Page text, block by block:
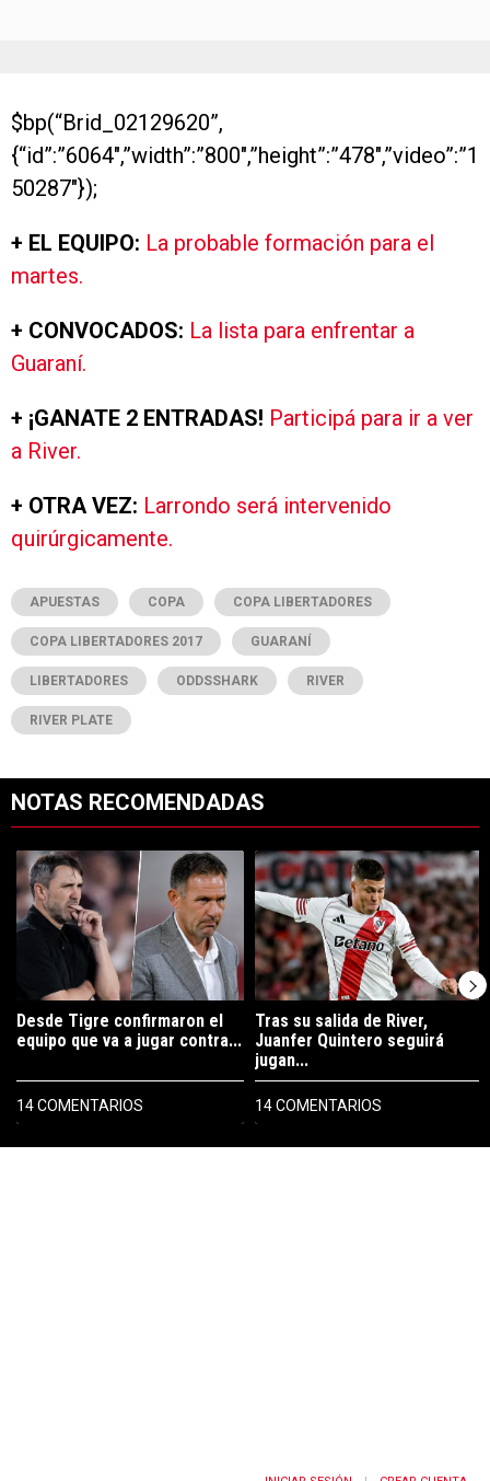
$bp(“Brid_02129620”,
{“id”:”6064″,”width”:”800″,”height”:”478″,”video”:”1
50287″});
+ EL EQUIPO: La probable formación para el
martes.
+ CONVOCADOS: La lista para enfrentar a
Guaraní.
+ ¡GANATE 2 ENTRADAS! Participá para ir a ver
a River.
+ OTRA VEZ: Larrondo será intervenido
quirúrgicamente.
APUESTAS COPA COPA LIBERTADORES
COPA LIBERTADORES 2017 GUARANÍ
LIBERTADORES ODDSSHARK RIVER
RIVER PLATE
NOTAS RECOMENDADAS
PUBLICIDAD
Un artículo de tendencia con el título "Desde Tigre confirmaron el
Desde Tigre confirmaron el
equipo que va a jugar contra...
14 COMENTARIOS
Un artículo de tendencia con el
Tras su salida de River,
Juanfer Quintero seguirá
jugan...
14 COMENTARIOS